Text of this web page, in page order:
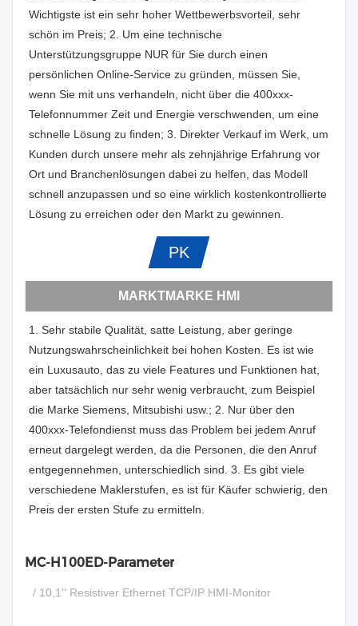
Wichtigste ist ein sehr hoher Wettbewerbsvorteil, sehr
schön im Preis; 2. Um eine technische
Unterstützungsgruppe NUR für Sie durch einen
persönlichen Online-Service zu gründen, müssen Sie,
wenn Sie mit uns verhandeln, nicht über die 400xxx-
Telefonnummer Zeit und Energie verschwenden, um eine
schnelle Lösung zu finden; 3. Direkter Verkauf im Werk, um
Kunden durch unsere mehr als zehnjährige Erfahrung vor
Ort und Branchenlösungen dabei zu helfen, das Modell
schnell anzupassen und so eine wirklich kostenkontrollierte
Lösung zu erreichen oder den Markt zu gewinnen.
PK
MARKTMARKE HMI
1. Sehr stabile Qualität, satte Leistung, aber geringe
Nutzungswahrscheinlichkeit bei hohen Kosten. Es ist wie
ein Luxusauto, das zu viele Features und Funktionen hat,
aber tatsächlich nur sehr wenig verbraucht, zum Beispiel
die Marke Siemens, Mitsubishi usw.; 2. Nur über den
400xxx-Telefondienst muss das Problem bei jedem Anruf
erneut dargelegt werden, da die Personen, die den Anruf
entgegennehmen, unterschiedlich sind. 3. Es gibt viele
verschiedene Maklerstufen, es ist für Käufer schwierig, den
Preis der ersten Stufe zu ermitteln.
MC-H100ED-Parameter
/ 10,1'' Resistiver Ethernet TCP/IP HMI-Monitor